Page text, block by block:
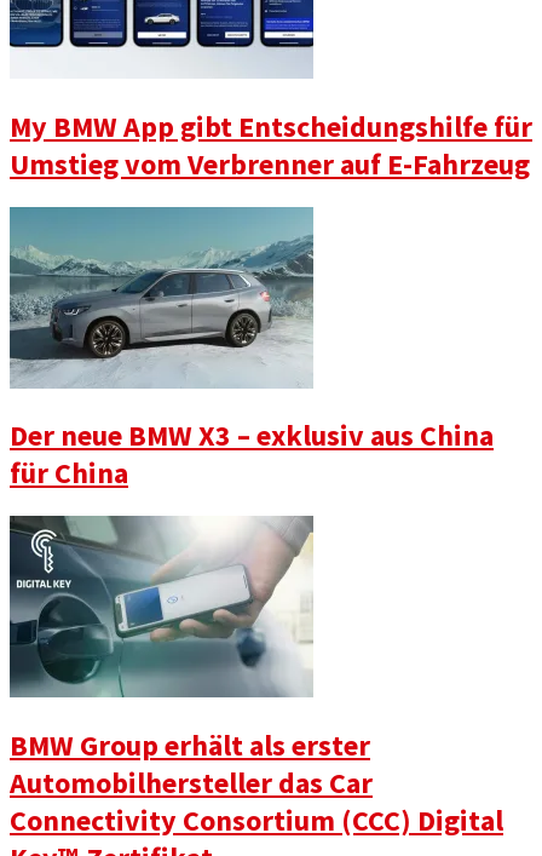
My BMW App gibt Entscheidungshilfe für
Umstieg vom Verbrenner auf E-Fahrzeug
Der neue BMW X3 – exklusiv aus China
für China
BMW Group erhält als erster
Automobilhersteller das Car
Connectivity Consortium (CCC) Digital